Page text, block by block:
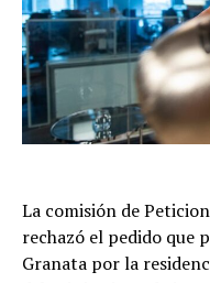
La comisión de
rechazó el pedido que
Granata por la